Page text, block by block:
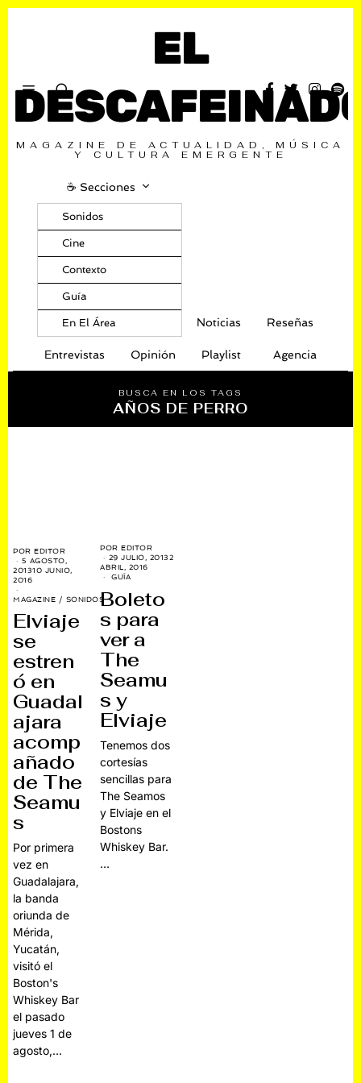
EL
MAGAZINE DE ACTUALIDAD, MÚSICA
Y CULTURA EMERGENTE
☕️ Secciones
Sonidos
Cine
Contexto
Guía
En El Área Noticias Reseñas
Entrevistas Opinión Playlist Agencia
BUSCA EN LOS TAGS
AÑOS DE PERRO
POREDITOR
5 AGOSTO,
201310 JUNIO,
2016
MAGAZINE / SONIDOS
Elviaje
se
estren
ó en
Guadal
ajara
acomp
añado
de The
Seamu
s
Por primera
vez en
Guadalajara,
la banda
oriunda de
Mérida,
Yucatán,
visitó el
Boston's
Whiskey Bar
el pasado
jueves 1 de
agosto,…
POREDITOR
29 JULIO, 2013 2
ABRIL, 2016
GUÍA
Boleto
s para
ver a
The
Seamu
s y
Elviaje
Tenemos dos
cortesías
sencillas para
The Seamos
y Elviaje en el
Bostons
Whiskey Bar.
…